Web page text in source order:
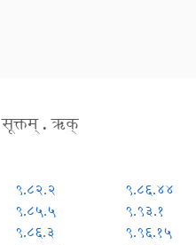
सूक्तम् . ऋक्
९.८२.२
९.८५.५
९.८६.३
९.८६.४४
९.९३.१
९.९६.१५